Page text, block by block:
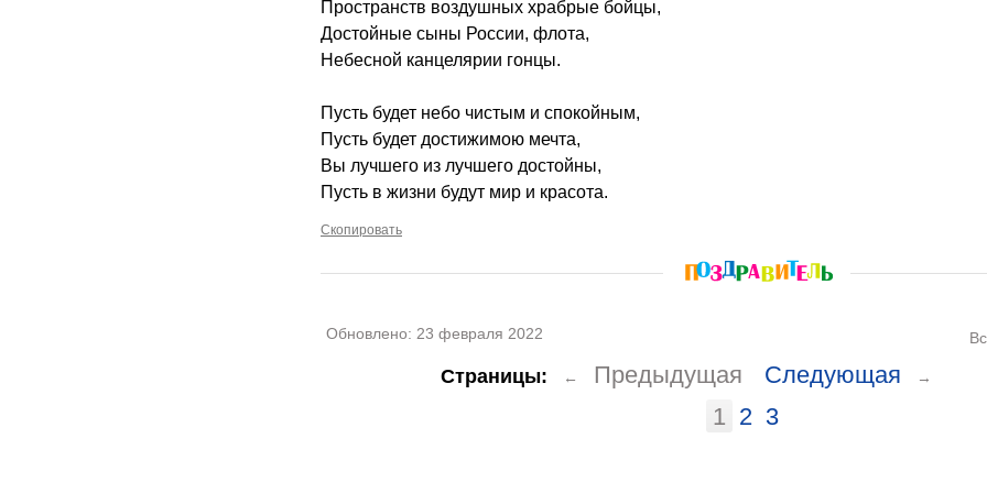
Пространств воздушных храбрые бойцы,
Достойные сыны России, флота,
Небесной канцелярии гонцы.
Пусть будет небо чистым и спокойным,
Пусть будет достижимою мечта,
Вы лучшего из лучшего достойны,
Пусть в жизни будут мир и красота.
Скопировать
Обновлено: 23 февраля 2022
Страницы: ← Предыдущая Следующая →
1 2 3